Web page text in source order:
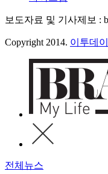
보도자료 및 기사제보 :
Copyright 2014. 이투데
전체뉴스